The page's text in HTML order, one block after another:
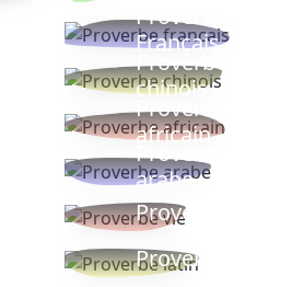
Proverbe
Français
Proverbe
chinois
Proverbe
africain
Proverbe
arabe
Proverbe vie
Proverbe latin